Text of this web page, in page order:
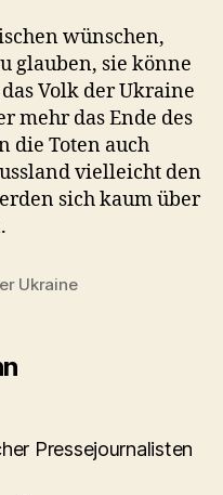
wünschen,
glauben, sie könne
Volk der Ukraine
mehr das Ende des
die Toten auch
vielleicht den
sich kaum über
Ukraine
Pressejournalisten